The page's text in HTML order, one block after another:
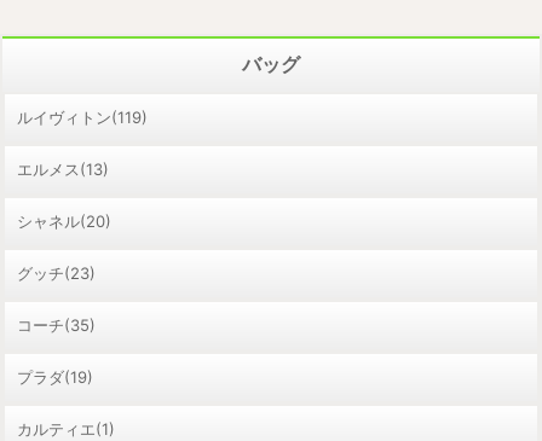
バッグ
ルイヴィトン(119)
エルメス(13)
シャネル(20)
グッチ(23)
コーチ(35)
プラダ(19)
カルティエ(1)